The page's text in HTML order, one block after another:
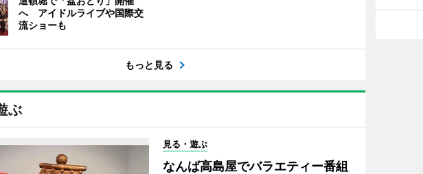
へ アイドルライブや国際交
流ショーも
もっと見る
ぶ
見る・遊ぶ
なんば高島屋でバラエティー番組